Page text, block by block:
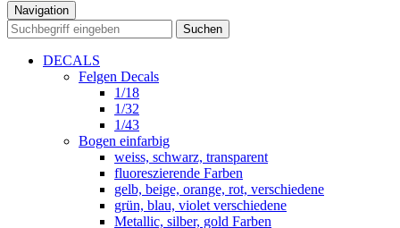
Navigation
Suchen
DECALS
Felgen Decals
1/18
1/32
1/43
Bogen einfarbig
weiss, schwarz, transparent
fluoreszierende Farben
gelb, beige, orange, rot, verschiedene
grün, blau, violet verschiedene
Metallic, silber, gold Farben